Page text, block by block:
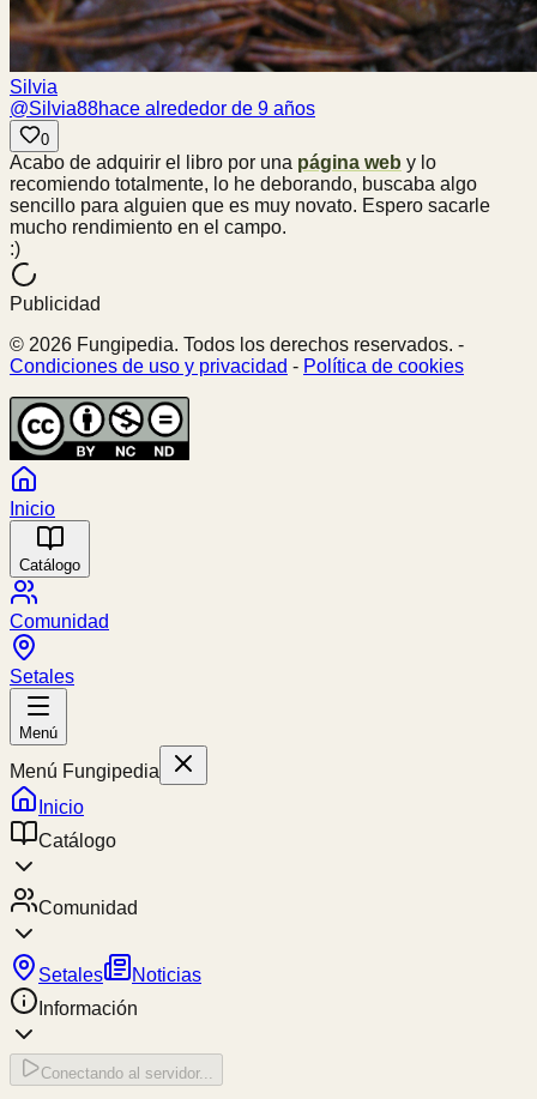
Silvia
@Silvia88hace alrededor de 9 años
0
Acabo de adquirir el libro por una página web y lo
recomiendo totalmente, lo he deborando, buscaba algo
sencillo para alguien que es muy novato. Espero sacarle
mucho rendimiento en el campo.
:)
Publicidad
© 2026 Fungipedia. Todos los derechos reservados. -
Condiciones de uso y privacidad - Política de cookies
Inicio
Catálogo
Comunidad
Setales
Menú
Menú Fungipedia
Inicio
Catálogo
Comunidad
Setales
Noticias
Información
Conectando al servidor...